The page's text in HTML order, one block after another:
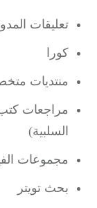
تعليقات المدونة
كورا
منتديات
مراجعات كتب
السلبية)
مجموعات
بحث تويتر